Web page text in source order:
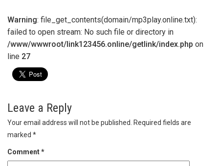
Warning: file_get_contents(domain/mp3play.online.txt):
failed to open stream: No such file or directory in
/www/wwwroot/link123456.online/getlink/index.php on
line 27
Leave a Reply
Your email address will not be published.
Required fields are
marked *
Comment*